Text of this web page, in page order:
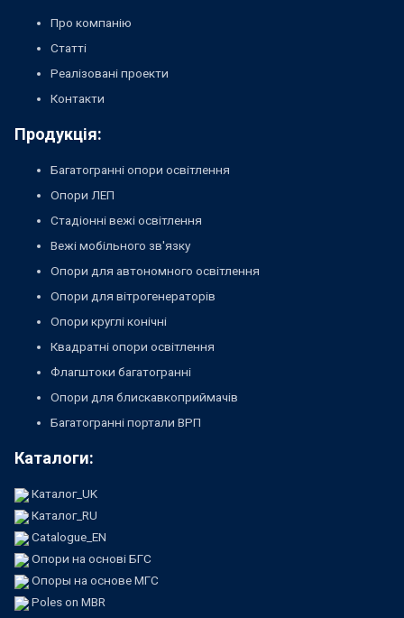
Про компанію
Статті
Реалізовані проекти
Контакти
Продукція:
Багатогранні опори освітлення
Опори ЛЕП
Стадіонні вежі освітлення
Вежі мобільного зв'язку
Опори для автономного освітлення
Опори для вітрогенераторів
Опори круглі конічні
Квадратні опори освітлення
Флагштоки багатогранні
Опори для блискавкоприймачів
Багатогранні портали ВРП
Каталоги:
Каталог_UK
Каталог_RU
Catalogue_EN
Опори на основі БГС
Опоры на основе МГС
Poles on MBR